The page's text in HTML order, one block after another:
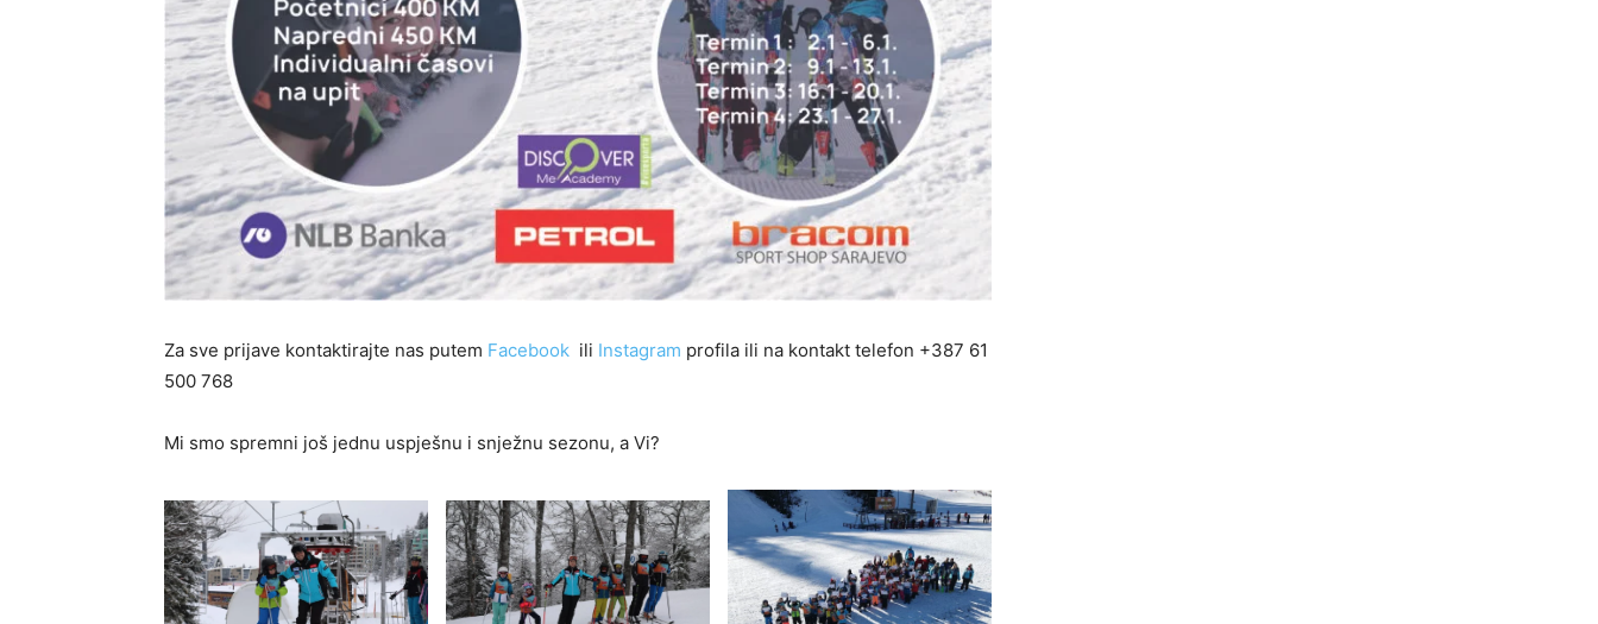
Za sve prijave kontaktirajte nas putem Facebook ili Instagram profila ili na kontakt telefon +387 61
500 768
Mi smo spremni još jednu uspješnu i snježnu sezonu, a Vi?